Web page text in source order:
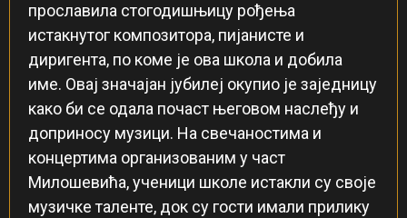
прославила стогодишњицу рођења
истакнутог композитора, пијанисте и
диригента, по коме је ова школа и добила
име. Овај значајан јубилеј окупио је заједницу
како би се одала почаст његовом наслеђу и
доприносу музици. На свечаностима и
концертима организованим у част
Милошевића, ученици школе истакли су своје
музичке таленте, док су гости имали прилику